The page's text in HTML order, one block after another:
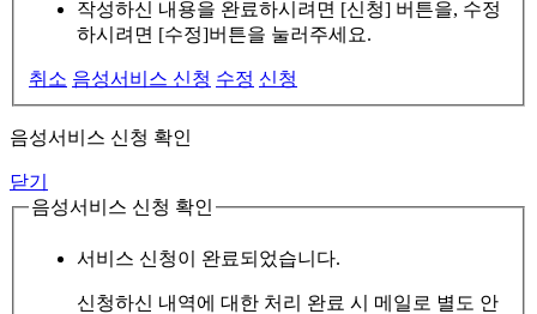
작성하신 내용을 완료하시려면 [신청] 버튼을, 수정
하시려면 [수정]버튼을 눌러주세요.
취소 음성서비스 신청 수정 신청
음성서비스 신청 확인
닫기
음성서비스 신청 확인
서비스 신청이 완료되었습니다.
신청하신 내역에 대한 처리 완료 시 메일로 별도 안